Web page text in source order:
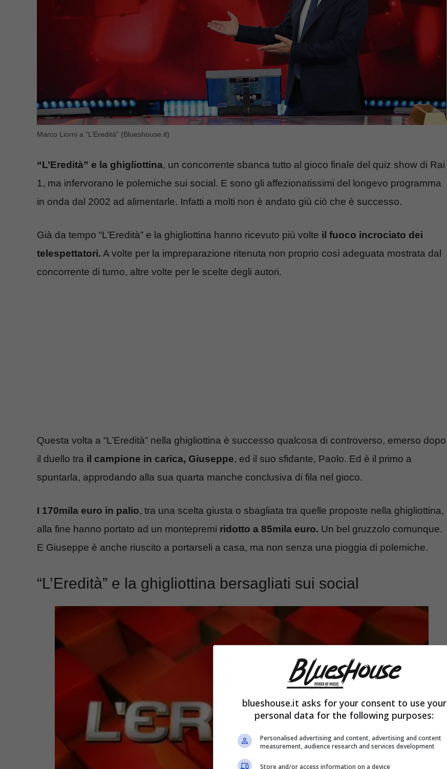
Marco Liorni a “L’Eredità” (Blueshouse.it)
“L’Eredità” e la ghigliottina, un concorrente sbanca tutto al gioco finale del quiz show di Rai
1, ma infervorano le polemiche sui social. E sono gli affezionatissimi del longevo programma
in onda dal 2002 ad alimentarle. Infatti a molti non è andato giù ciò che è successo.
Già da tempo “L’Eredità” e la ghigliottina hanno ricevuto più volte il fuoco incrociato dei
telespettatori. A volte per la impreparazione ritenuta non proprio così adeguata mostrata dal
concorrente di turno, altre volte per le scelte degli autori.
Questa volta a “L’Eredità” nella ghigliottina è successo qualcosa di controverso, emerso dopo
il duello tra il campione in carica, Giuseppe, ed il suo sfidante, Paolo. Ed è il primo a
spuntarla, approdando alla sua quarta manche conclusiva di fila nel gioco.
I 170mila euro in palio, tra una scelta giusta o sbagliata tra quelle proposte nella ghigliottina,
alla fine hanno portato ad un montepremi ridotto a 85mila euro. Un bel gruzzolo comunque.
E Giuseppe è anche riuscito a portarseli a casa, ma non senza una pioggia di polemiche.
“L’Eredità” e la ghigliottina bersagliati sui social
blueshouse.it asks for your consent to use your
personal data for the following purposes:
Personalised advertising and content, advertising and content
measurement, audience research and services development
Store and/or access information on a device